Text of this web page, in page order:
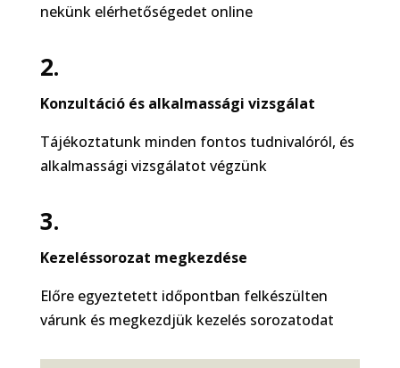
nekünk elérhetőségedet online
2.
Konzultáció és alkalmassági vizsgálat
Tájékoztatunk minden fontos tudnivalóról, és
alkalmassági vizsgálatot végzünk
3.
Kezeléssorozat megkezdése
Előre egyeztetett időpontban felkészülten
várunk és megkezdjük kezelés sorozatodat